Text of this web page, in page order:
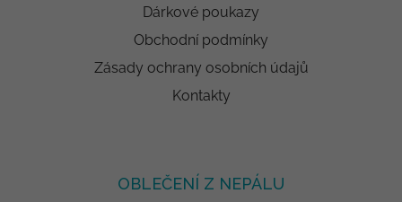
Dárkové poukazy
Obchodní podmínky
Zásady ochrany osobních údajů
Kontakty
OBLEČENÍ Z NEPÁLU